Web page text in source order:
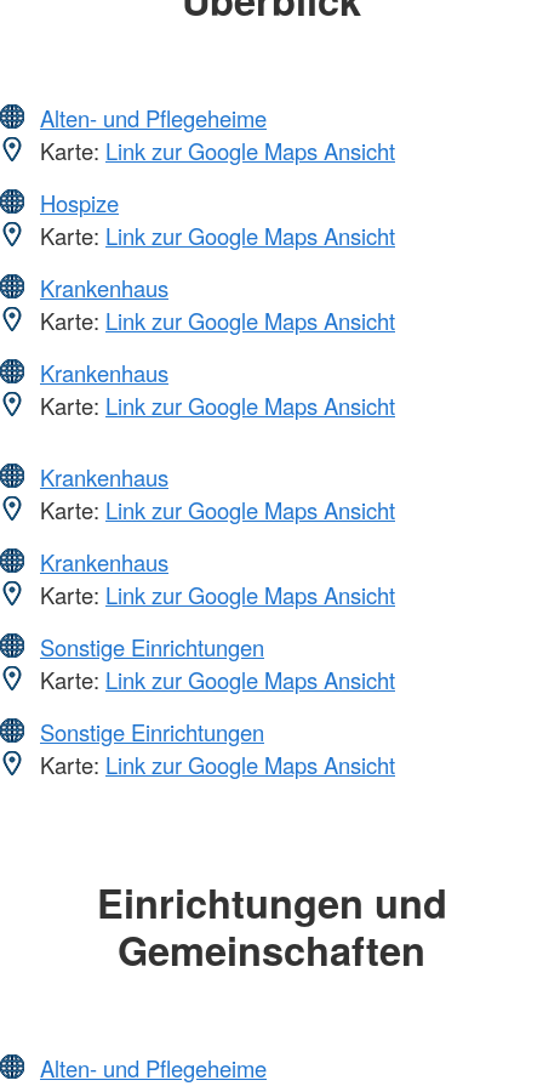
Alten- und Pflegeheime
Karte: Link zur Google Maps Ansicht
Hospize
Karte: Link zur Google Maps Ansicht
Krankenhaus
Karte: Link zur Google Maps Ansicht
Krankenhaus
Karte: Link zur Google Maps Ansicht
Krankenhaus
Karte: Link zur Google Maps Ansicht
Krankenhaus
Karte: Link zur Google Maps Ansicht
Sonstige Einrichtungen
Karte: Link zur Google Maps Ansicht
Sonstige Einrichtungen
Karte: Link zur Google Maps Ansicht
Einrichtungen und
Gemeinschaften
Alten- und Pflegeheime